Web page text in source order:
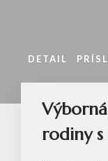
DETAIL
rodiny